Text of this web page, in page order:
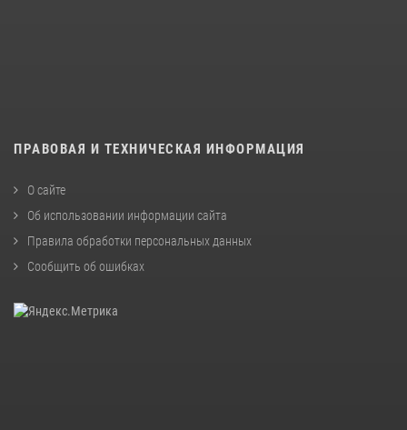
ПРАВОВАЯ И ТЕХНИЧЕСКАЯ ИНФОРМАЦИЯ
О сайте
Об использовании информации сайта
Правила обработки персональных данных
Сообщить об ошибках